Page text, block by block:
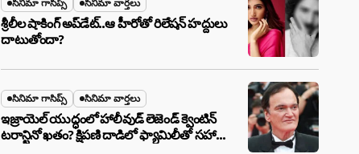
సినిమా గాసిప్స్ సినిమా వార్తలు
శ్రీలీల షాకింగ్ అప్‌డేట్..ఆ హీరోతో రిలేషన్ హద్దులు
దాటుతోందా?
సినిమా గాసిప్స్ సినిమా వార్తలు
ఇజ్రాయెల్ యుద్ధంలో హాలీవుడ్ లెజెండ్ క్వెంటిన్
టరాన్టినో ఖతం? క్షిపణి దాడిలో ఫ్యామిలీతో సహా